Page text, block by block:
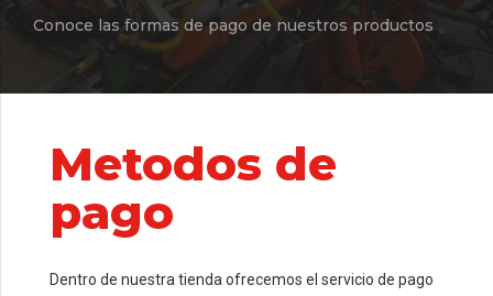
Conoce las formas de pago de nuestros productos
Metodos de
pago
Dentro de nuestra tienda ofrecemos el servicio de pago